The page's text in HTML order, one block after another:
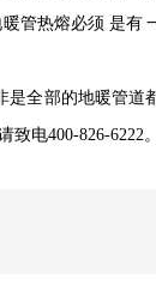
暖管热熔必须 是有
是全部的地暖管道
致电400-826-6222。